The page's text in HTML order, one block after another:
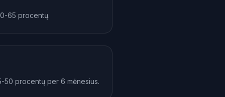
65 procentų.
50 procentų per 6 mėnesius.